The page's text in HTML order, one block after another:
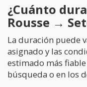
¿Cuánto
Rousse →
La duración puede
asignado y las
estimado más
búsqueda o en los